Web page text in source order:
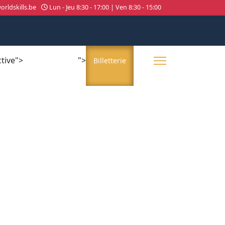
Lun - Jeu 8:30 - 17:00 | Ven 8:30 - 15:00
"> Billetterie